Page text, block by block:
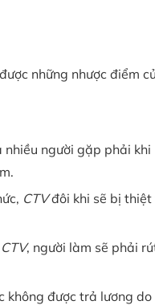
những nhược điểm
người gặp phải khi
CTVđôi khi sẽ bị thiệt
CTV, người làm sẽ phải
không được trả lương